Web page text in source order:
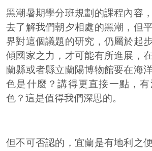
黑潮暑期學分班規劃的課程內容
去了解我們朝夕相處的黑潮，但
界對這個議題的研究，仍屬於起
傾國家之力，才可能有所進展，
蘭縣或者縣立蘭陽博物館要在海
色是什麼？講得更直接一點，
色？這是值得我們深思的。
但不可否認的，宜蘭是有地利之